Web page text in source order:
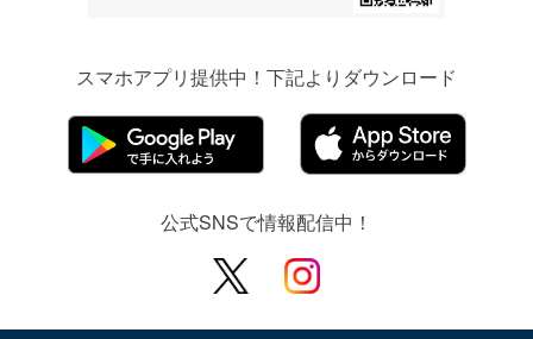
スマホアプリ提供中！下記よりダウンロード
公式SNSで情報配信中！